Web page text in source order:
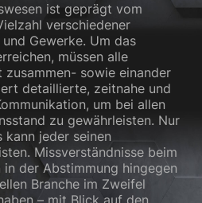
ist geprägt vom
verschiedener
Gewerke. Um das
müssen alle
zusammen- sowie einander
detaillierte, zeitnahe und
um bei allen
zu gewährleisten. Nur
kann jeder seinen
Missverständnisse beim
in der Abstimmung hingegen
Branche im Zweifel
über alle verwendeten Cookies.
zu ganzen Kategorien geben oder
lassen und so nur
Speichern
Cookies akzeptieren
Zurück